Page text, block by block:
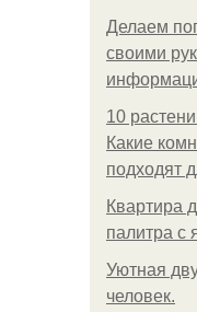
Делаем
своими
10
Какие
подходят
Квартира
палитра с
Уютная
человек.